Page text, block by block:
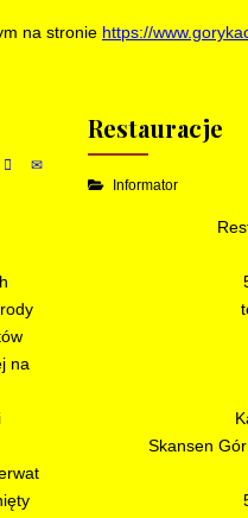
na stronie https://
na
Restauracje
Informator
Skansen